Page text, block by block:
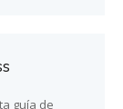
guía de